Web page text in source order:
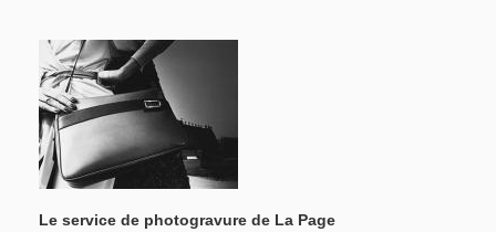
Le service de photogravure de La Page